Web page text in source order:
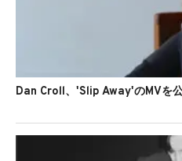
Christian Alexander、'I Want